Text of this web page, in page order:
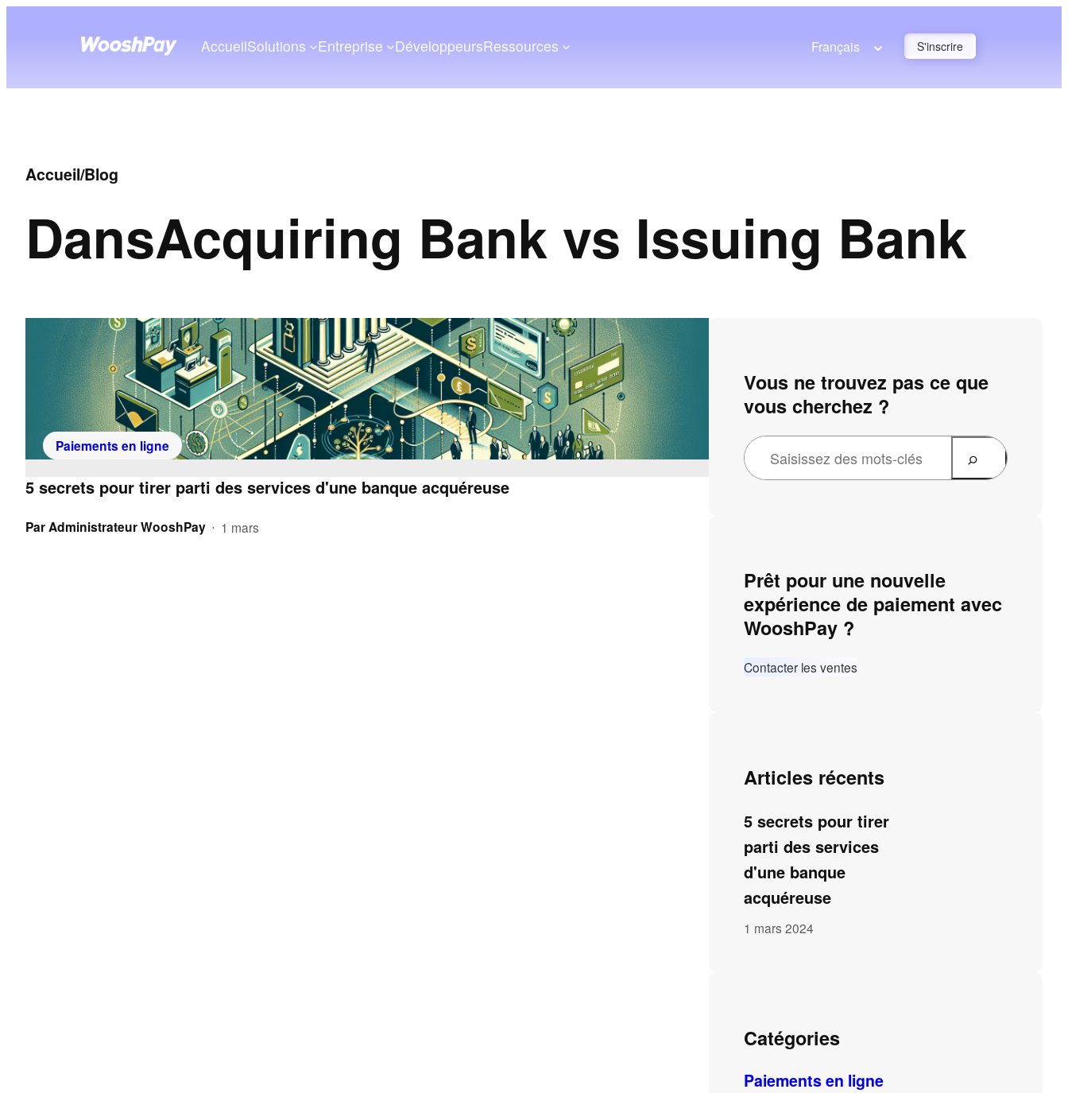
AccueilSolutions Entreprise DéveloppeursRessources Français S'inscrire
Accueil/Blog
DansAcquiring Bank vs Issuing Bank
Paiements en ligne
5 secrets pour tirer parti des services d'une banque acquéreuse
ParAdministrateur WooshPay • 1 mars
Vous ne trouvez pas ce que
vous cherchez ?
Prêt pour une nouvelle
expérience de paiement avec
WooshPay ?
Contacter les ventes
Articles récents
5 secrets pour tirer
parti des services
d'une banque
acquéreuse
1 mars 2024
Catégories
Paiements en ligne